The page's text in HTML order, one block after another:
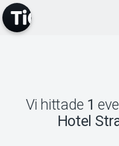
Vi hittade 1
Hotel